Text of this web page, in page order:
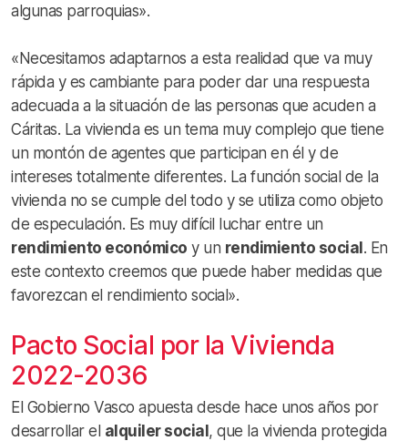
algunas parroquias».
«Necesitamos adaptarnos a esta realidad que va muy
rápida y es cambiante para poder dar una respuesta
adecuada a la situación de las personas que acuden a
Cáritas. La vivienda es un tema muy complejo que tiene
un montón de agentes que participan en él y de
intereses totalmente diferentes. La función social de la
vivienda no se cumple del todo y se utiliza como objeto
de especulación. Es muy difícil luchar entre un
rendimiento económico y un rendimiento social. En
este contexto creemos que puede haber medidas que
favorezcan el rendimiento social».
Pacto Social por la Vivienda
2022-2036
El Gobierno Vasco apuesta desde hace unos años por
desarrollar el alquiler social, que la vivienda protegida